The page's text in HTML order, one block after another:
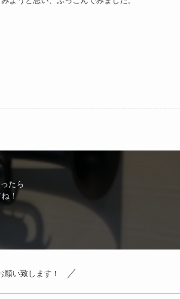
たら
！
い致します！